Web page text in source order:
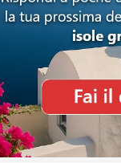
NOME COMPLETO